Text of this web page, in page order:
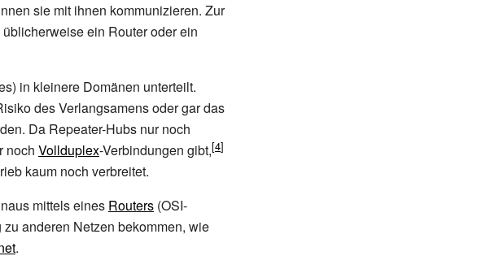
sie mit ihnen kommunizieren. Zur
ein Router oder ein
in kleinere Domänen unterteilt.
des Verlangsamens oder gar das
Da Repeater-Hubs nur noch
noch Vollduplex-Verbindungen gibt,
kaum noch verbreitet.
mittels eines Routers (OSI-
anderen Netzen bekommen, wie
.